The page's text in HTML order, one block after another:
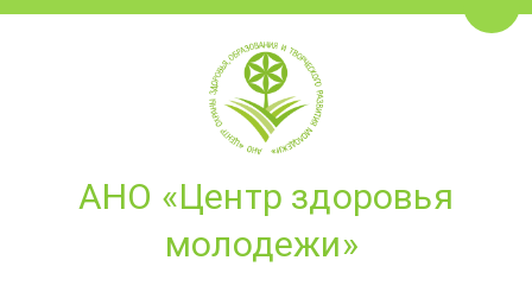
АНО ­­«Це­­нтр здоровья
молодежи»